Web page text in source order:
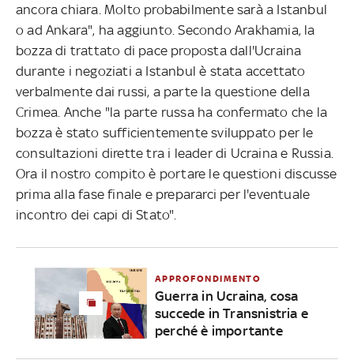
ancora chiara. Molto probabilmente sarà a Istanbul
o ad Ankara", ha aggiunto. Secondo Arakhamia, la
bozza di trattato di pace proposta dall'Ucraina
durante i negoziati a Istanbul è stata accettato
verbalmente dai russi, a parte la questione della
Crimea. Anche "la parte russa ha confermato che la
bozza è stato sufficientemente sviluppato per le
consultazioni dirette tra i leader di Ucraina e Russia.
Ora il nostro compito è portare le questioni discusse
prima alla fase finale e prepararci per l'eventuale
incontro dei capi di Stato".
APPROFONDIMENTO
Guerra in Ucraina, cosa
succede in Transnistria e
perché è importante